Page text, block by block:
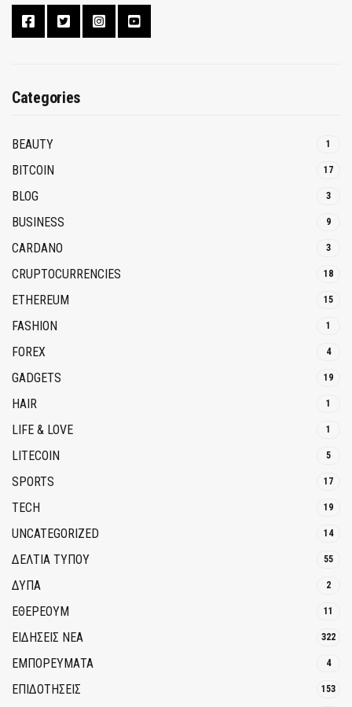
Categories
BEAUTY 1
BITCOIN 17
BLOG 3
BUSINESS 9
CARDANO 3
CRUPTOCURRENCIES 18
ETHEREUM 15
FASHION 1
FOREX 4
GADGETS 19
HAIR 1
LIFE & LOVE 1
LITECOIN 5
SPORTS 17
TECH 19
UNCATEGORIZED 14
ΔΕΛΤΙΑ ΤΥΠΟΥ 55
ΔΥΠΑ 2
ΕΘΈΡΕΟΥΜ 11
ΕΙΔΗΣΕΙΣ ΝΕΑ 322
ΕΜΠΟΡΕΥΜΑΤΑ 4
ΕΠΙΔΟΤΗΣΕΙΣ 153